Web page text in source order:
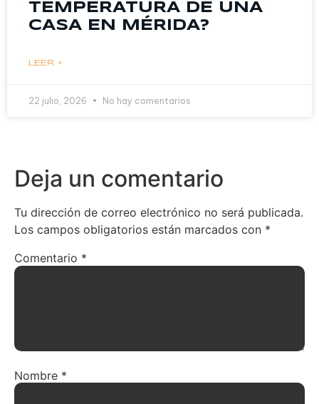
TEMPERATURA DE UNA
CASA EN MÉRIDA?
LEER »
22 julio, 2026 No hay comentarios
Deja un comentario
Tu dirección de correo electrónico no será publicada.
Los campos obligatorios están marcados con *
Comentario *
Nombre *